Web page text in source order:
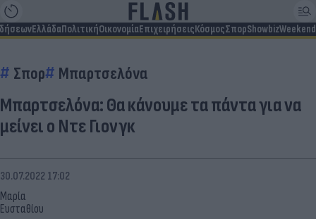
ΕλλάδαΠολιτικήΟικονομίαΕπιχειρήσειςΚόσμοςΣπορShowbizWeekend
Σπορ Μπαρτσελόνα
Μπαρτσελόνα: Θα κάνουμε τα πάντα για να
μείνει ο Ντε Γιονγκ
Μαρία
Ευσταθίου
30.07.2022 17:02